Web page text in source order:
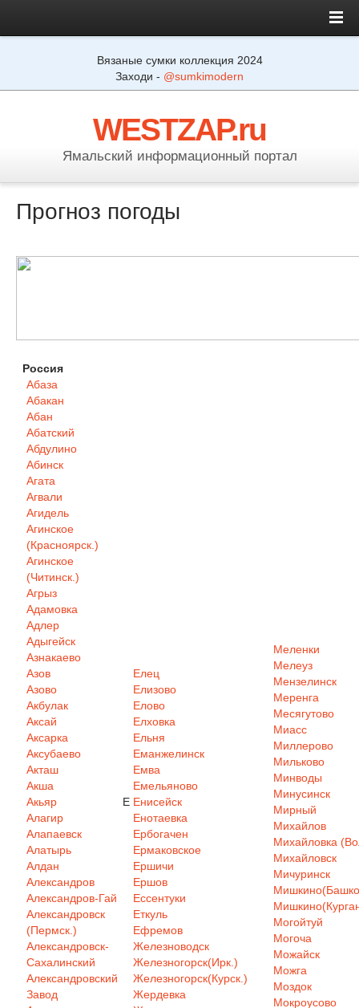
Вязаные сумки коллекция 2024
Заходи - @sumkimodern
WESTZAP.ru
Ямальский информационный портал
Прогноз погоды
Россия
Абаза
Абакан
Абан
Абатский
Абдулино
Абинск
Агата
Агвали
Агидель
Агинское
(Красноярск.)
Агинское
(Читинск.)
Агрыз
Адамовка
Адлер
Адыгейск
Азнакаево
Азов
Азово
Акбулак
Аксай
Аксарка
Аксубаево
Акташ
Акша
Акьяр
Алагир
Алапаевск
Алатырь
Алдан
Александров
Александров-Гай
Александровск
(Пермск.)
Александровск-
Сахалинский
Александровский
Завод
Е
Елец
Елизово
Елово
Елховка
Ельня
Еманжелинск
Емва
Емельяново
Енисейск
Енотаевка
Ербогачен
Ермаковское
Ершичи
Ершов
Ессентуки
Еткуль
Ефремов
Железноводск
Железногорск(Ирк.)
Железногорск(Курск.)
Жердевка
Меленки
Мелеуз
Мензелинск
Меренга
Месягутово
Миасс
Миллерово
Мильково
Минводы
Минусинск
Мирный
Михайлов
Михайловка
Михайловск
Мичуринск
Могойтуй
Могоча
Можайск
Можга
Моздок
Мокроусово